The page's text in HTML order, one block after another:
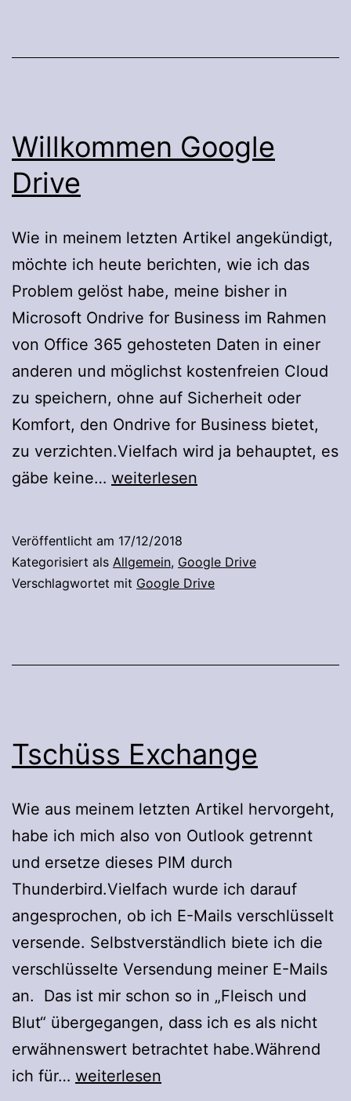
Willkommen Google
Drive
Wie in meinem letzten Artikel angekündigt,
möchte ich heute berichten, wie ich das
Problem gelöst habe, meine bisher in
Microsoft Ondrive for Business im Rahmen
von Office 365 gehosteten Daten in einer
anderen und möglichst kostenfreien Cloud
zu speichern, ohne auf Sicherheit oder
Komfort, den Ondrive for Business bietet,
zu verzichten.Vielfach wird ja behauptet, es
gäbe keine… Willkommen
weiterlesen
Veröffentlicht am 17/12/2018
Kategorisiert als Allgemein, Google Drive
Verschlagwortet mit Google Drive
Tschüss Exchange
Wie aus meinem letzten Artikel hervorgeht,
habe ich mich also von Outlook getrennt
und ersetze dieses PIM durch
Thunderbird.Vielfach wurde ich darauf
angesprochen, ob ich E-Mails verschlüsselt
versende. Selbstverständlich biete ich die
verschlüsselte Versendung meiner E-Mails
an. Das ist mir schon so in „Fleisch und
Blut“ übergegangen, dass ich es als nicht
erwähnenswert betrachtet habe.Während
ich für… Tschüss
weiterlesen